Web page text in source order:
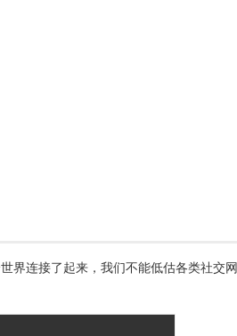
界连接了起来，我们不能低估各类社交网